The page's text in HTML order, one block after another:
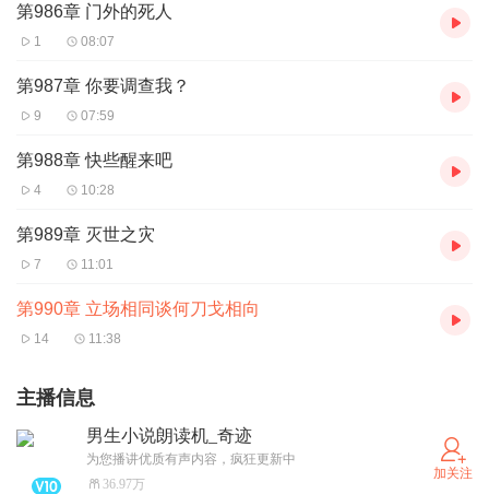
第986章 门外的死人
1 08:07
第987章 你要调查我？
9 07:59
第988章 快些醒来吧
4 10:28
第989章 灭世之灾
7 11:01
第990章 立场相同谈何刀戈相向
14 11:38
主播信息
男生小说朗读机_奇迹
为您播讲优质有声内容，疯狂更新中
36.97万
加关注